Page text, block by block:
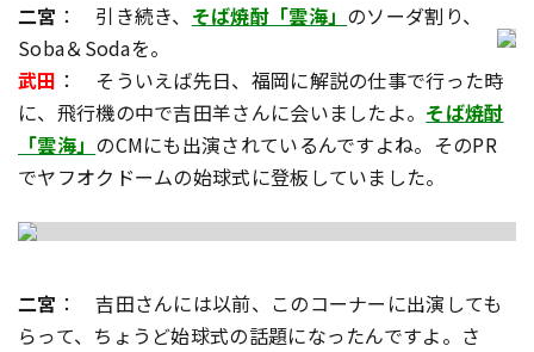
二宮 ： 引き続き、 そば焼酎「雲海」 のソーダ割り、
Soba＆Sodaを。
武田 ： そういえば先日、福岡に解説の仕事で行った時
に、飛行機の中で吉田羊さんに会いましたよ。 そば焼酎
「雲海」 のCMにも出演されているんですよね。そのPR
でヤフオクドームの始球式に登板していました。
二宮 ： 吉田さんには以前、このコーナーに出演しても
らって、ちょうど始球式の話題になったんですよ。さ